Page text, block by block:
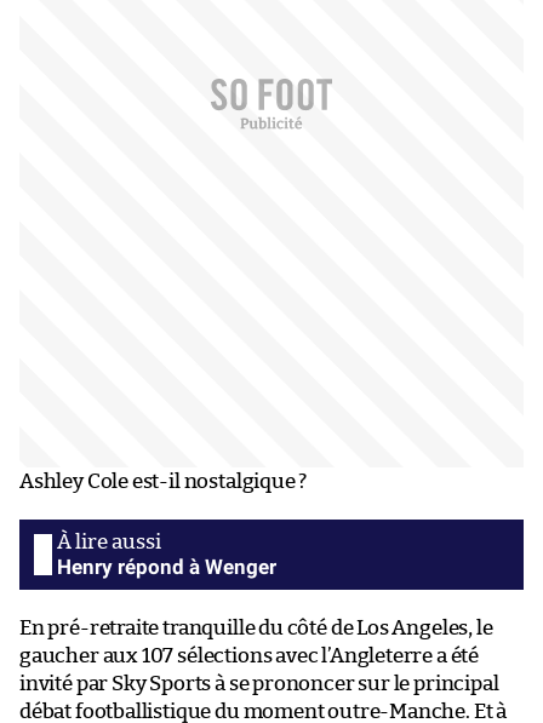
Ashley Cole est-il nostalgique ?
Henry répond à Wenger
En pré-retraite tranquille du côté de Los Angeles, le
gaucher aux 107 sélections avec l’Angleterre a été
invité par Sky Sports à se prononcer sur le principal
débat footballistique du moment outre-Manche. Et à